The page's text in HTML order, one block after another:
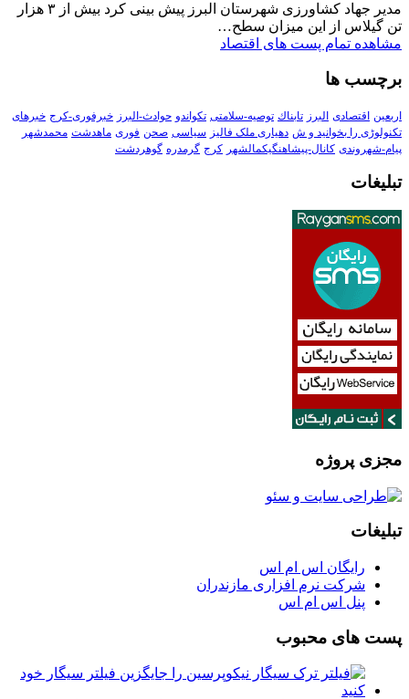
مدیر جهاد کشاورزی شهرستان البرز پیش بینی کرد بیش از ۳ هزار
تن گیلاس از این میزان سطح…
مشاهده تمام پست های اقتصاد
برچسب ها
اربعین اقتصادی البرز تابناك توصیه-سلامتی تکواندو حوادث-البرز خبرفوری-کرج خبرهای
تکنولوڑی را بخوانید و ش دهیاری ملک فالیز سیاسی صحن فوری ماهدشت محمدشهر
پیام-شهروندی کانال-پیشاهنگیکمالشهر کرج گرمدره گوهردشت
تبلیغات
مجزی پروژه
تبلیغات
رایگان اس ام اس
شرکت نرم افزاری مازندران
پنل اس ام اس
پست های محبوب